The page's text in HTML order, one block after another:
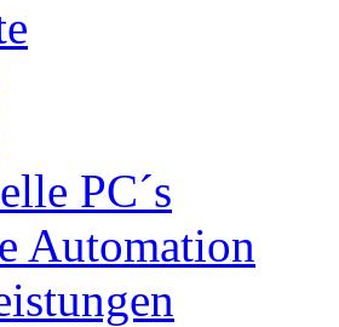
PC´s
Automation